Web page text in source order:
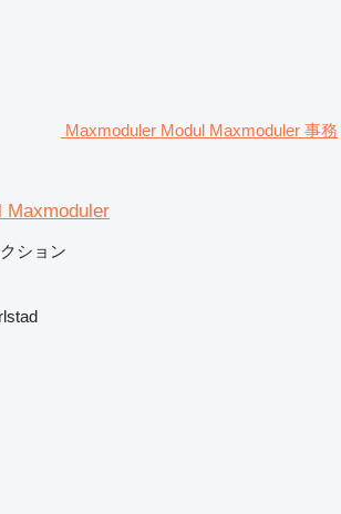
Maxmoduler Modul Maxmoduler 事務
Maxmoduler
ション